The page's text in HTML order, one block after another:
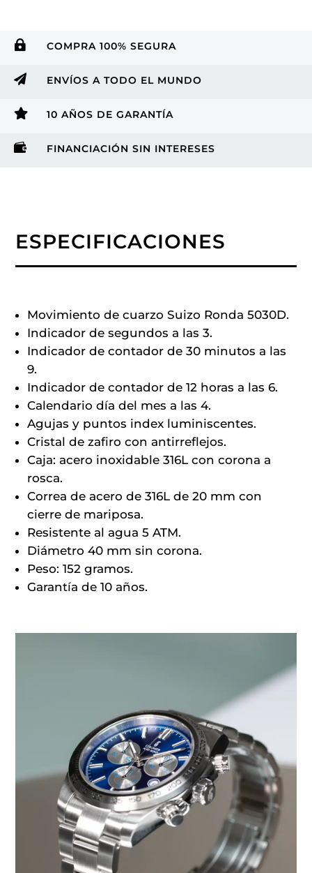
 COMPRA 100% SEGURA
 ENVÍOS A TODO EL MUNDO
 10 AÑOS DE GARANTÍA
 FINANCIACIÓN SIN INTERESES
ESPECIFICACIONES
Movimiento de cuarzo Suizo Ronda 5030D.
Indicador de segundos a las 3.
Indicador de contador de 30 minutos a las
9.
Indicador de contador de 12 horas a las 6.
Calendario día del mes a las 4.
Agujas y puntos index luminiscentes.
Cristal de zafiro con antirreflejos.
Caja: acero inoxidable 316L con corona a
rosca.
Correa de acero de 316L de 20 mm con
cierre de mariposa.
Resistente al agua 5 ATM.
Diámetro 40 mm sin corona.
Peso: 152 gramos.
Garantía de 10 años.